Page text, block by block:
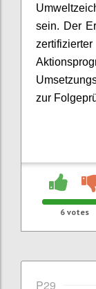
sein. Der
zur
6 votes
P29